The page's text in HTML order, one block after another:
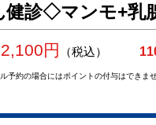
健診◇マンモ+乳
円 （税込）
予約の場合にはポイントの付与はできませ